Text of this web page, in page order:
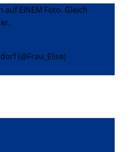
auf EINEM Foto. Gleich
(@Frau_Elise)